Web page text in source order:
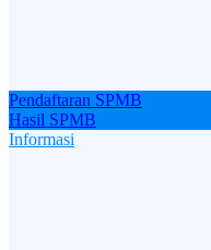
Pendaftaran SPMB
Hasil SPMB
Informasi